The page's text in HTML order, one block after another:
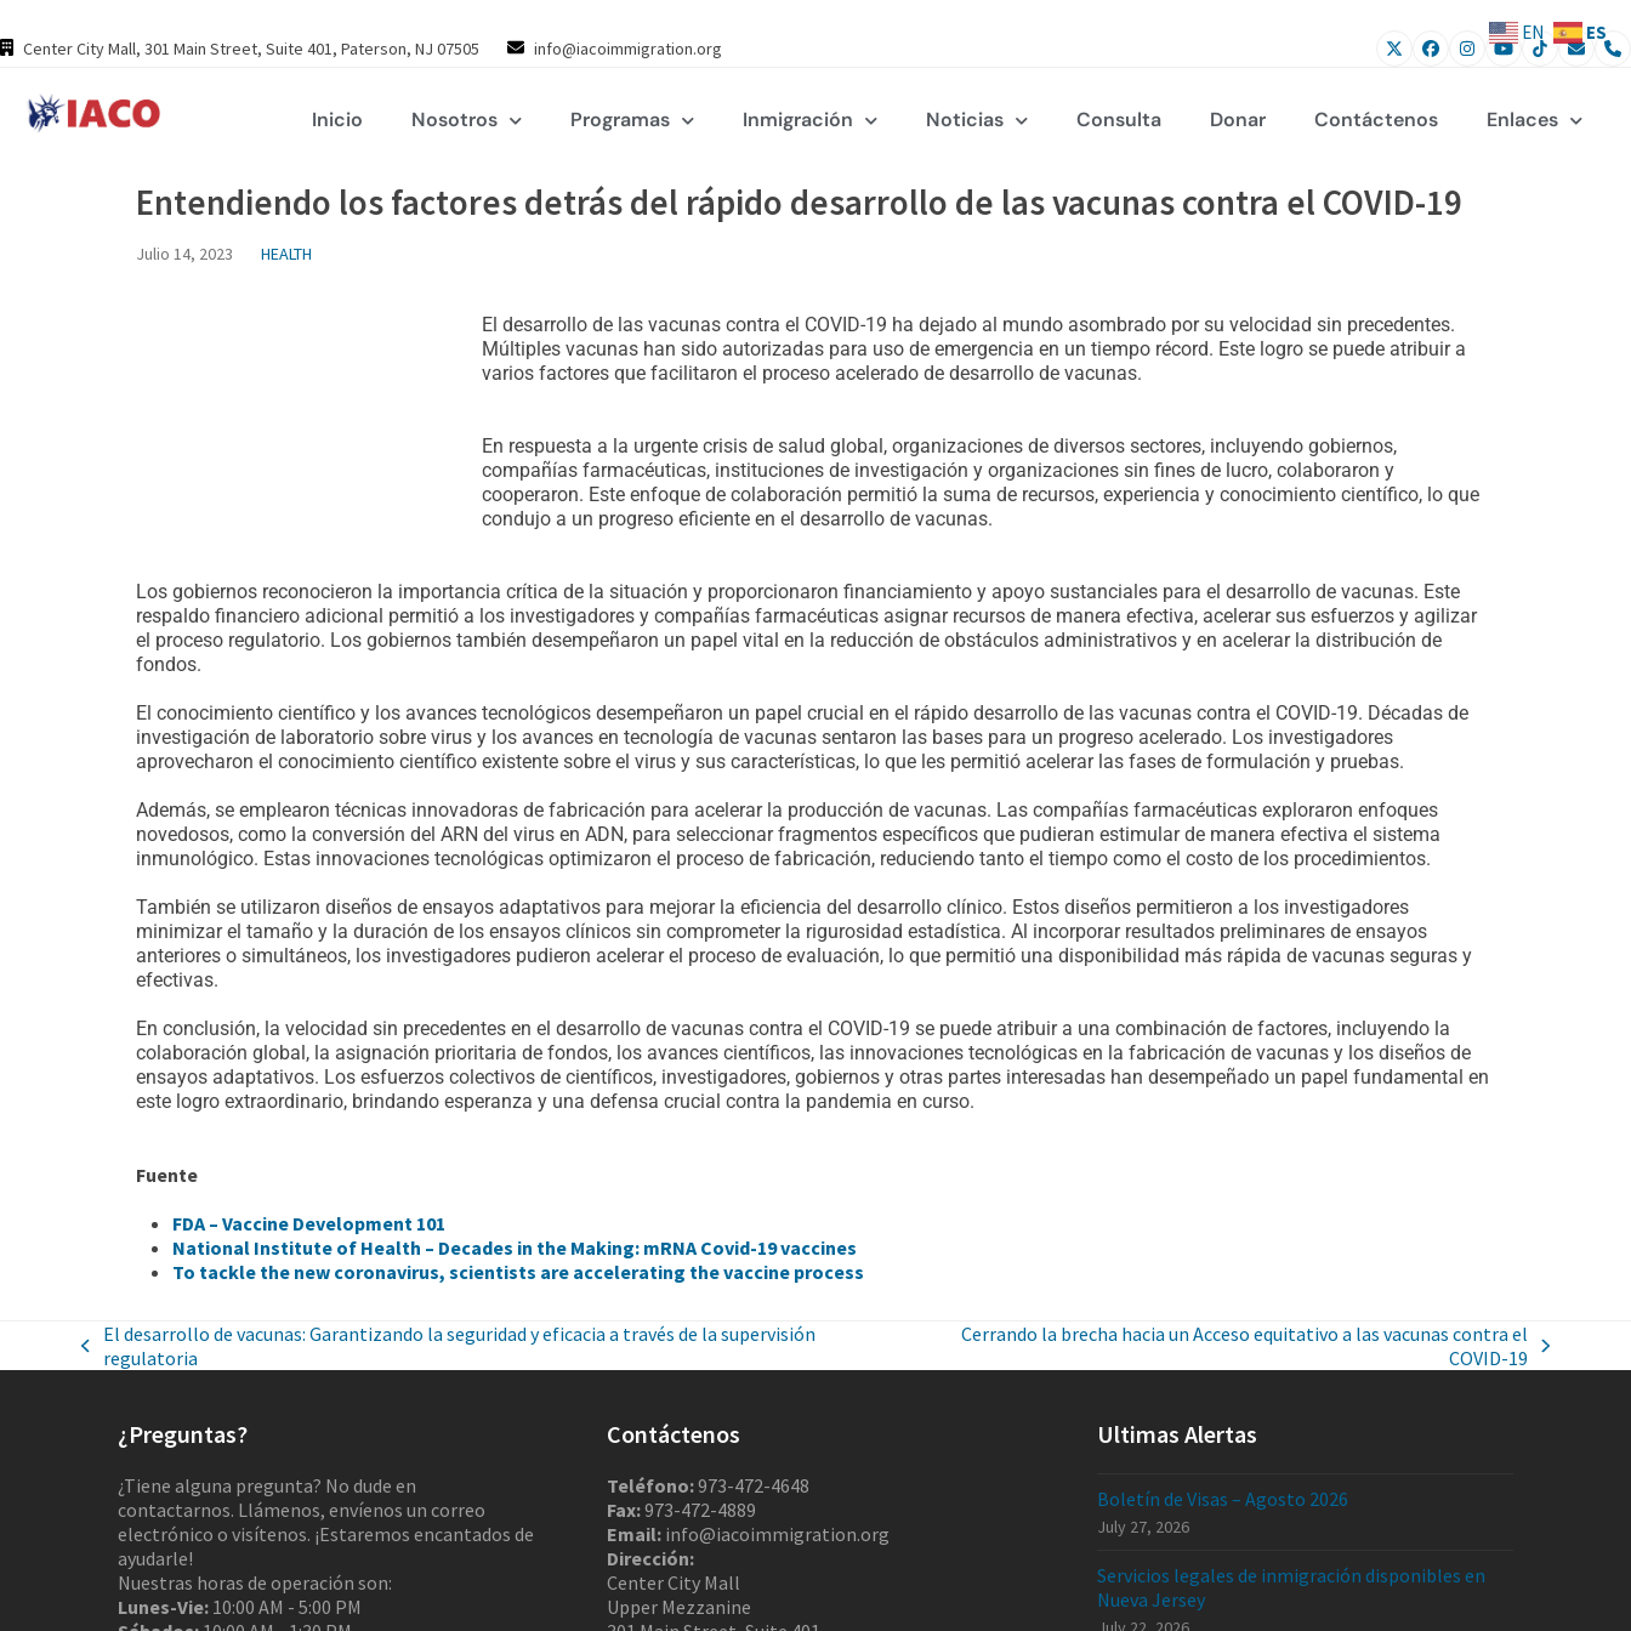
to
content
Center City Mall, 301 Main Street, Suite 401, Paterson, NJ 07505 info@iacoimmigration.org
Inicio Nosotros Programas Inmigración Noticias Consulta Donar Contáctenos Enlaces
Entendiendo los factores detrás del rápido desarrollo de las vacunas contra el COVID-19
Julio 14, 2023 HEALTH
El desarrollo de las vacunas contra el COVID-19 ha dejado al mundo asombrado por su velocidad sin precedentes.
Múltiples vacunas han sido autorizadas para uso de emergencia en un tiempo récord. Este logro se puede atribuir a
varios factores que facilitaron el proceso acelerado de desarrollo de vacunas.
En respuesta a la urgente crisis de salud global, organizaciones de diversos sectores, incluyendo gobiernos,
compañías farmacéuticas, instituciones de investigación y organizaciones sin fines de lucro, colaboraron y
cooperaron. Este enfoque de colaboración permitió la suma de recursos, experiencia y conocimiento científico, lo que
condujo a un progreso eficiente en el desarrollo de vacunas.
Los gobiernos reconocieron la importancia crítica de la situación y proporcionaron financiamiento y apoyo sustanciales para el desarrollo de vacunas. Este
respaldo financiero adicional permitió a los investigadores y compañías farmacéuticas asignar recursos de manera efectiva, acelerar sus esfuerzos y agilizar
el proceso regulatorio. Los gobiernos también desempeñaron un papel vital en la reducción de obstáculos administrativos y en acelerar la distribución de
fondos.
El conocimiento científico y los avances tecnológicos desempeñaron un papel crucial en el rápido desarrollo de las vacunas contra el COVID-19. Décadas de
investigación de laboratorio sobre virus y los avances en tecnología de vacunas sentaron las bases para un progreso acelerado. Los investigadores
aprovecharon el conocimiento científico existente sobre el virus y sus características, lo que les permitió acelerar las fases de formulación y pruebas.
Además, se emplearon técnicas innovadoras de fabricación para acelerar la producción de vacunas. Las compañías farmacéuticas exploraron enfoques
novedosos, como la conversión del ARN del virus en ADN, para seleccionar fragmentos específicos que pudieran estimular de manera efectiva el sistema
inmunológico. Estas innovaciones tecnológicas optimizaron el proceso de fabricación, reduciendo tanto el tiempo como el costo de los procedimientos.
También se utilizaron diseños de ensayos adaptativos para mejorar la eficiencia del desarrollo clínico. Estos diseños permitieron a los investigadores
minimizar el tamaño y la duración de los ensayos clínicos sin comprometer la rigurosidad estadística. Al incorporar resultados preliminares de ensayos
anteriores o simultáneos, los investigadores pudieron acelerar el proceso de evaluación, lo que permitió una disponibilidad más rápida de vacunas seguras y
efectivas.
En conclusión, la velocidad sin precedentes en el desarrollo de vacunas contra el COVID-19 se puede atribuir a una combinación de factores, incluyendo la
colaboración global, la asignación prioritaria de fondos, los avances científicos, las innovaciones tecnológicas en la fabricación de vacunas y los diseños de
ensayos adaptativos. Los esfuerzos colectivos de científicos, investigadores, gobiernos y otras partes interesadas han desempeñado un papel fundamental en
este logro extraordinario, brindando esperanza y una defensa crucial contra la pandemia en curso.
Fuente
FDA – Vaccine Development 101
National Institute of Health – Decades in the Making: mRNA Covid-19 vaccines
To tackle the new coronavirus, scientists are accelerating the vaccine process
El desarrollo de vacunas: Garantizando la seguridad y eficacia a través de la supervisión
regulatoria
Cerrando la brecha hacia un Acceso equitativo a las vacunas contra el
COVID-19
¿Preguntas?
¿Tiene alguna pregunta? No dude en
contactarnos. Llámenos, envíenos un correo
electrónico o visítenos. ¡Estaremos encantados de
ayudarle!
Nuestras horas de operación son:
Lunes-Vie: 10:00 AM - 5:00 PM
Contáctenos
Teléfono:973-472-4648
Fax:973-472-4889
Email: info@iacoimmigration.org
Dirección:
Center City Mall
Upper Mezzanine
Ultimas Alertas
Boletín de Visas – Agosto 2026
July 27, 2026
Servicios legales de inmigración disponibles en
Nueva Jersey
EN ES